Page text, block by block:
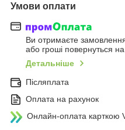
Умови оплати
Ви отримаєте
або гроші повернуться
Детальніше
Післяплата
Оплата на рахунок
Онлайн-оплата карткою